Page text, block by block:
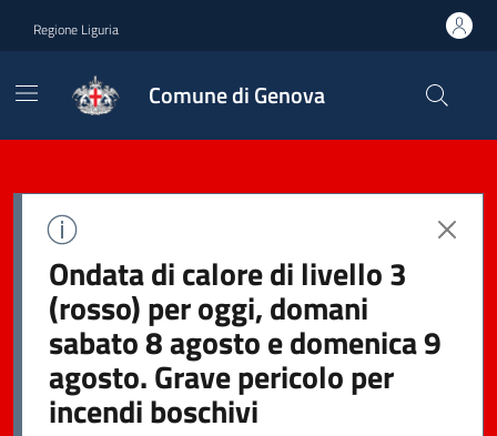
Regione Liguria
Comune di Genova
Ondata di calore di livello 3
(rosso) per oggi, domani
sabato 8 agosto e domenica 9
agosto. Grave pericolo per
incendi boschivi